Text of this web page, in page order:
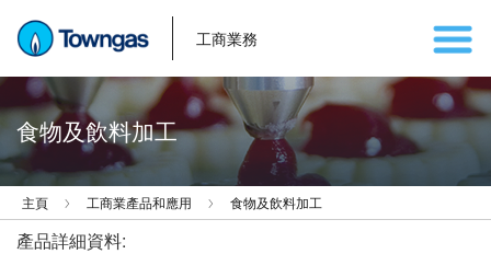
工商業務
食物及飲料加工
主頁 工商業產品和應用 食物及飲料加工
產品詳細資料: